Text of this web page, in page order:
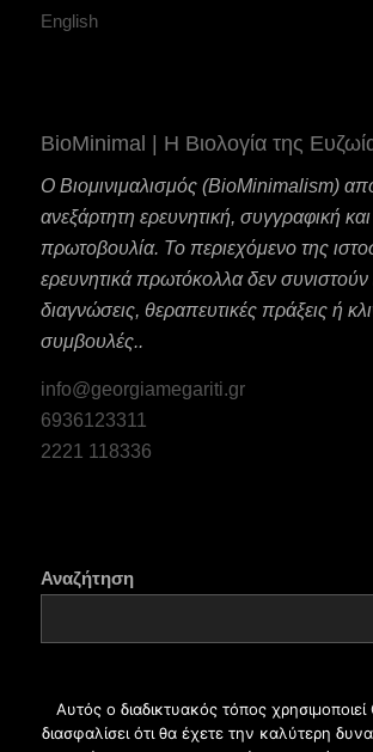
English
BioMinimal | Η Βιολογία της
Ο Βιομινιμαλισμός (BioMinimalism)
ανεξάρτητη ερευνητική, συγγραφική και
πρωτοβουλία. Το περιεχόμενο της
ερευνητικά πρωτόκολλα δεν συνιστούν
διαγνώσεις, θεραπευτικές πράξεις ή
συμβουλές..
info@georgiamegariti.gr
6936123311
2221 118336
Αναζήτηση
Αυτός ο διαδικτυακός τόπος
διασφαλίσει ότι θα έχετε την καλύτερη